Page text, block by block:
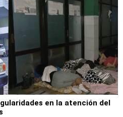
en la atención del